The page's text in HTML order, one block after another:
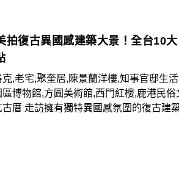
拍復古異國感建築大景！全台10
克,老宅,聚奎居,陳景蘭洋樓,知事官邸生
區博物館,方圓美術館,西門紅樓,鹿港民
古厝 走訪擁有獨特異國感氛圍的復古建